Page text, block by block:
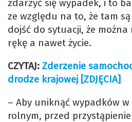
zdarzyć się wypadek, i to
ze względu na to, że tam
dojść do sytuacji, że
rękę a nawet życie.
CZYTAJ: Zderzenie
drodze krajowej [ZDJĘCIA]
– Aby uniknąć wypadków
rolnym, przed